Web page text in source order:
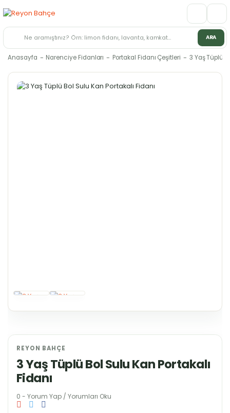
ARA
Anasayfa Narenciye Fidanları Portakal Fidanı Çeşitleri 3 Yaş Tüplü
REYON BAHÇE
3 Yaş Tüplü Bol Sulu Kan Portakalı
Fidanı
0 - Yorum Yap / Yorumları Oku